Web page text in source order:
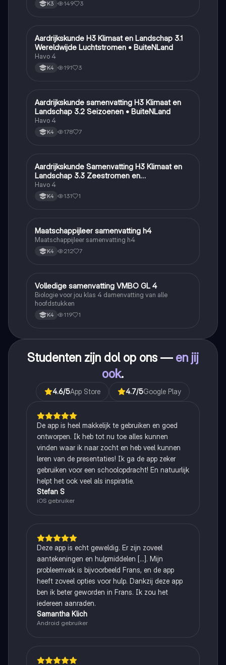
K3 149 3
Aardrijkskunde
Aardrijkskunde H3 Klimaat en Landschap 3.1
Wereldwijde Luchtstromen • BuiteNLand
Havo 4
K4 191 3
Aardrijkskunde
Aardrijkskunde samenvatting H3 Klimaat en
Landschap 3.2 Seizoenen • BuiteNLand
Havo 4
K4 178 7
Aardrijkskunde
Aardrijkskunde Samenvatting H3 Klimaat en
Landschap 3.3 Zeestromen en
Klimaatgebieden • BuiteNLand
Havo 4
K4 131 1
Maatschappijleer
Maatschappijleer samenvatting h4
Maatschappijleer samenvatting h4
K4 212 7
Biologie
Volledige samenvatting VMBO GL 4
Biologie voor jou klas 4 damenvatting van alle
hoofdstukken
K4 119 1
Studenten zijn dol op ons — en jij
ook.
4.6/5App Store 4.7/5Google Play
De app is heel makkelijk te gebruiken en goed
ontworpen. Ik heb tot nu toe alles kunnen
vinden waar ik naar zocht en heb veel kunnen
leren van de presentaties! Ik ga de app zeker
gebruiken voor een schoolopdracht! En natuurlijk
helpt het ook veel als inspiratie.
Stefan S
iOS gebruiker
Deze app is echt geweldig. Er zijn zoveel
aantekeningen en hulpmiddelen [...]. Mijn
probleemvak is bijvoorbeeld Frans, en de app
heeft zoveel opties voor hulp. Dankzij deze app
ben ik beter geworden in Frans. Ik zou het
iedereen aanraden.
Samantha Klich
Android gebruiker